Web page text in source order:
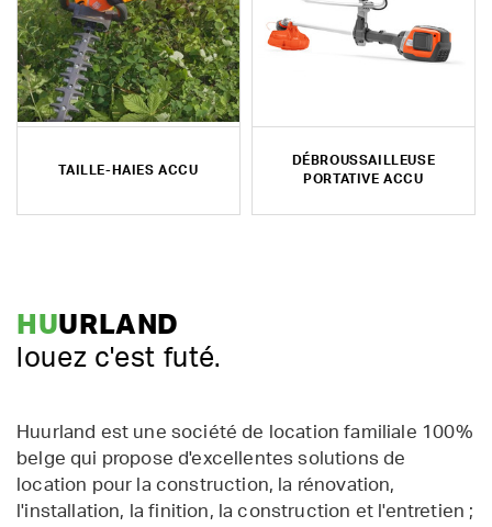
TAILLE-HAIES ACCU
DÉBROUSSAILLEUSE
PORTATIVE ACCU
HUURLAND
louez c'est futé.
Huurland est une société de location familiale 100%
belge qui propose d'excellentes solutions de
location pour la construction, la rénovation,
l'installation, la finition, la construction et l'entretien ;